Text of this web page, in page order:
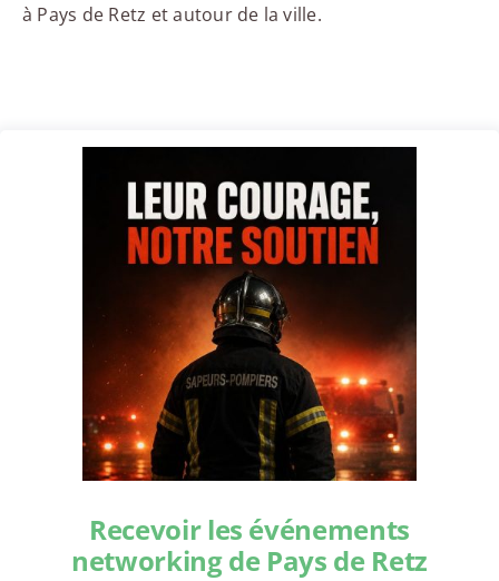
à Pays de Retz et autour de la ville.
Recevoir les événements
networking de Pays de Retz